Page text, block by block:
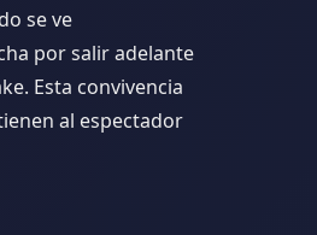
se ve
por salir adelante
Esta convivencia
al espectador